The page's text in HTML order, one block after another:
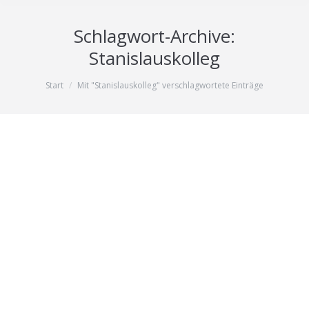
Schlagwort-Archive:
Stanislauskolleg
Sie befinden sich hier:
Start Mit "Stanislauskolleg" verschlagwortete Einträge